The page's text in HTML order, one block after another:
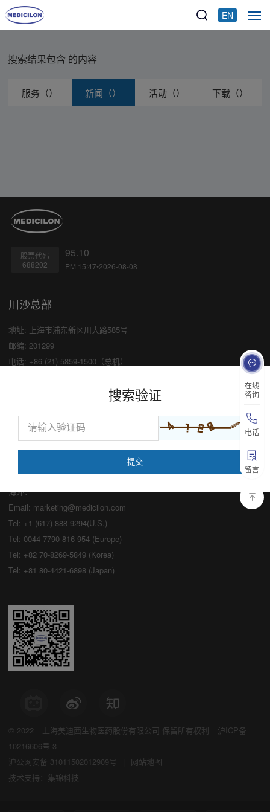
EN
在线
咨询
电话
留言
搜索结果包含 的内容
服务（） 新闻（） 活动（） 下载（）
股票代码
688202
95.10
PM 15:47•2026-08-08
川沙总部
地址: 上海市浦东新区川大路585号
邮编: 201299
电话: +86 (21) 5859-1500（总机）
中国：
Email:marketing@medicilon.com
（仅限服务咨询，其他事宜请拨打川沙总部电话）
海外：
Email: marketing@medicilon.com
Tel: +1 (617) 888-9294(U.S.)
Tel: 0044 7790 816 954 (Europe)
Tel: +82 70-8269-5849 (Korea)
Tel: +81 80-4421-6898 (Japan)
© 2022 上海美迪西生物医药股份有限公司 保留所有权利
沪ICP备
10216606号-3
沪公网安备 31011502012909号
|
网站地图
技术支持：集锦科技
×
搜索验证